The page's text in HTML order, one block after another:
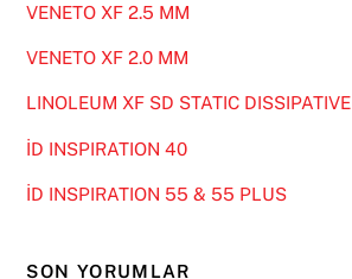
VENETO XF 2.5 MM
VENETO XF 2.0 MM
LINOLEUM XF SD STATIC DISSIPATIVE
İD INSPIRATION 40
İD INSPIRATION 55 & 55 PLUS
SON YORUMLAR